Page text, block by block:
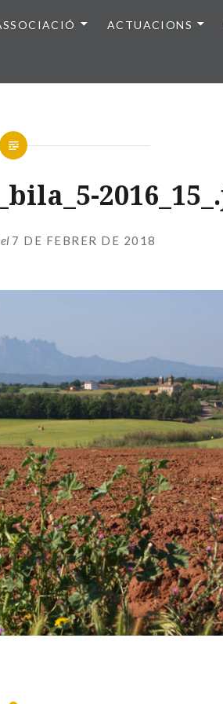
ACTUACIONS
el 7 DE FEBRER DE 2018